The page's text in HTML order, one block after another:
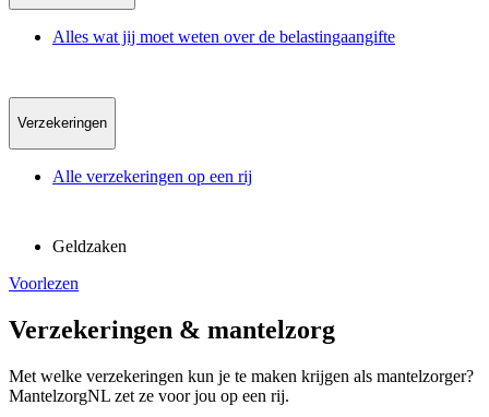
Alles wat jij moet weten over de belastingaangifte
Verzekeringen
Alle verzekeringen op een rij
Geldzaken
Voorlezen
Verzekeringen & mantelzorg
Met welke verzekeringen kun je te maken krijgen als mantelzorger?
MantelzorgNL zet ze voor jou op een rij.